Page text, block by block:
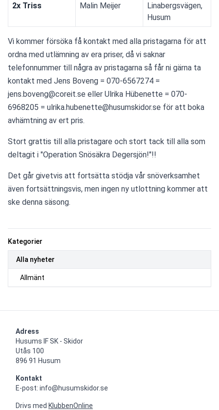
Kategorier
Alla nyheter
Allmänt
2x Triss
Malin Meijer
Linabergsvägen,
Husum
Vi kommer försöka få kontakt med alla pristagarna för att
ordna med utlämning av era priser, då vi saknar
telefonnummer till några av pristagarna så får ni gärna ta
kontakt med Jens Boveng = 070-6567274 =
jens.boveng@coreit.se eller Ulrika Hübenette = 070-
6968205 = ulrika.hubenette@husumskidor.se för att boka
avhämtning av ert pris.
Stort grattis till alla pristagare och stort tack till alla som
deltagit i "Operation Snösäkra Degersjön!"!!
Det går givetvis att fortsätta stödja vår snöverksamhet
även fortsättningsvis, men ingen ny utlottning kommer att
ske denna säsong.
Adress
Husums IF SK - Skidor
Utås 100
896 91 Husum
Kontakt
E-post: info@husumskidor.se
Drivs med KlubbenOnline